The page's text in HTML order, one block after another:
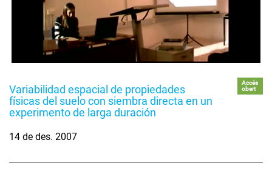
Variabilidad espacial de propiedades
físicas del suelo con siembra directa en un
experimento de larga duración
Accés
obert
14 de des. 2007